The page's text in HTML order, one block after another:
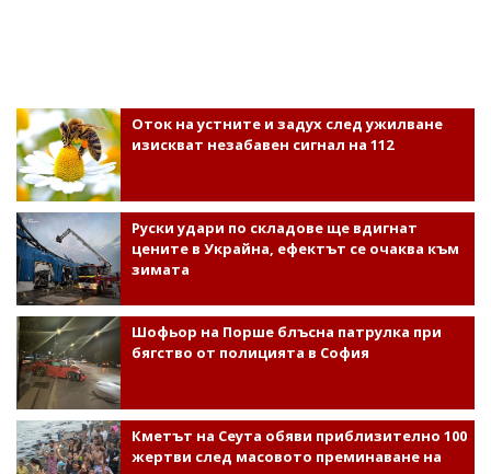
Оток на устните и задух след ужилване
изискват незабавен сигнал на 112
Руски удари по складове ще вдигнат
цените в Украйна, ефектът се очаква към
зимата
Шофьор на Порше блъсна патрулка при
бягство от полицията в София
Кметът на Сеута обяви приблизително 100
жертви след масовото преминаване на